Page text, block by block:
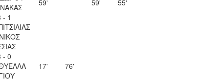
- 1
59' 59' 55'
- 0
17' 76'